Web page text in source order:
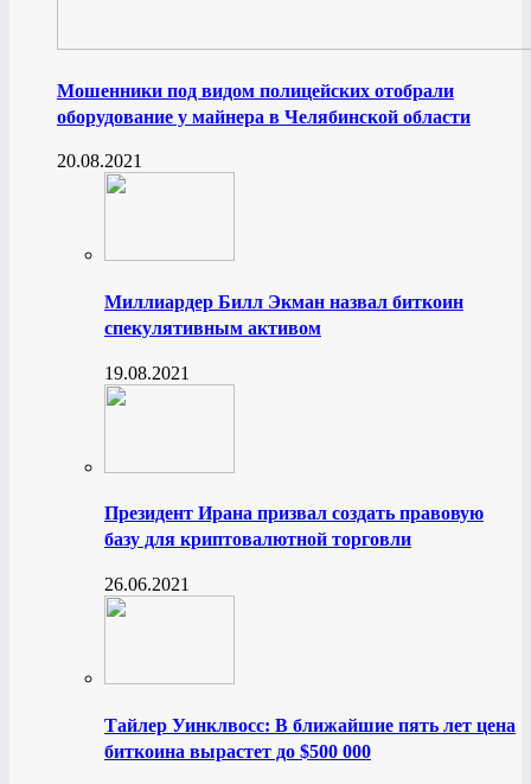
Мошенники под видом полицейских отобрали
оборудование у майнера в Челябинской области
20.08.2021
Миллиардер Билл Экман назвал биткоин
спекулятивным активом
19.08.2021
Президент Ирана призвал создать правовую
базу для криптовалютной торговли
26.06.2021
Тайлер Уинклвосс: В ближайшие пять лет цена
биткоина вырастет до $500 000